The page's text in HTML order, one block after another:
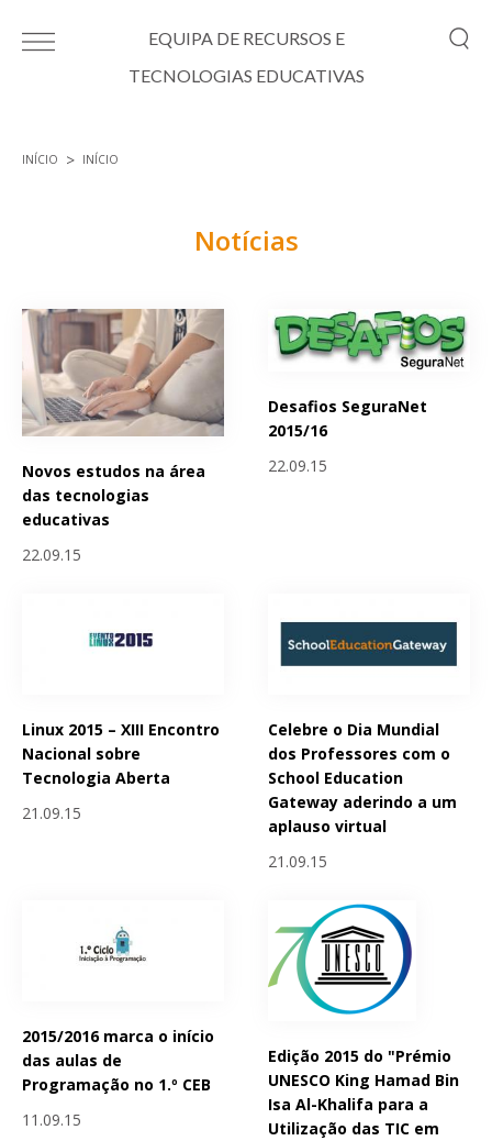
EQUIPA DE RECURSOS E
TECNOLOGIAS EDUCATIVAS
INÍCIO INÍCIO
Notícias
Novos estudos na área
das tecnologias
educativas
22.09.15
Desafios SeguraNet
2015/16
22.09.15
Linux 2015 – XIII Encontro
Nacional sobre
Tecnologia Aberta
21.09.15
Celebre o Dia Mundial
dos Professores com o
School Education
Gateway aderindo a um
aplauso virtual
21.09.15
2015/2016 marca o início
das aulas de
Programação no 1.º CEB
11.09.15
Edição 2015 do "Prémio
UNESCO King Hamad Bin
Isa Al-Khalifa para a
Utilização das TIC em
Páginas